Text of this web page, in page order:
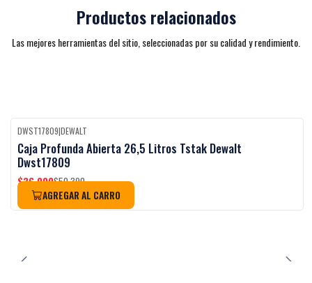
Productos relacionados
Las mejores herramientas del sitio, seleccionadas por su calidad y rendimiento.
-27%OFF Black Week
DWST17809|DEWALT
Caja Profunda Abierta 26,5 Litros Tstak Dewalt
Dwst17809
$36.990$50.390
AGREGAR AL CARRO